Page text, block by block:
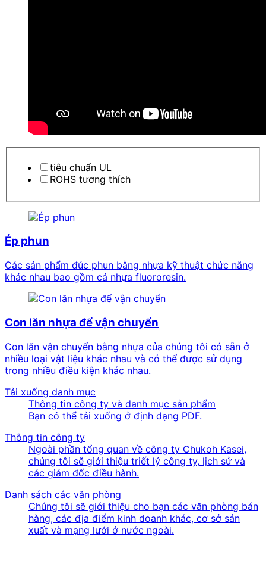
tiêu chuẩn UL
ROHS tương thích
Ép phun
Các sản phẩm đúc phun bằng nhựa kỹ thuật chức năng
khác nhau bao gồm cả nhựa fluororesin.
Con lăn nhựa để vận chuyển
Con lăn vận chuyển bằng nhựa của chúng tôi có sẵn ở
nhiều loại vật liệu khác nhau và có thể được sử dụng
trong nhiều điều kiện khác nhau.
Tải xuống danh mục
Thông tin công ty và danh mục sản phẩm
Bạn có thể tải xuống ở định dạng PDF.
Thông tin công ty
Ngoài phần tổng quan về công ty Chukoh Kasei,
chúng tôi sẽ giới thiệu triết lý công ty, lịch sử và
các giám đốc điều hành.
Danh sách các văn phòng
Chúng tôi sẽ giới thiệu cho bạn các văn phòng bán
hàng, các địa điểm kinh doanh khác, cơ sở sản
xuất và mạng lưới ở nước ngoài.